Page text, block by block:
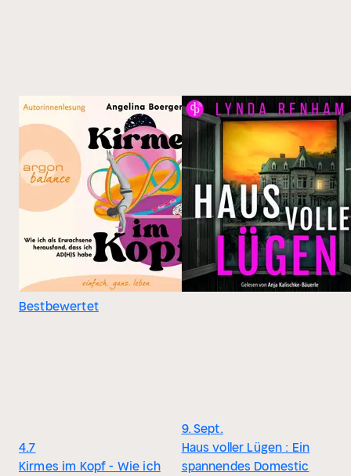
Bestbewertet
4.7
Kirmes im Kopf - Wie ich
9. Sept.
Haus voller Lügen : Ein
spannendes Domestic